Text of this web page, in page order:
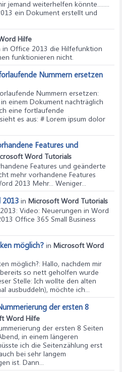
jemand weiterhelfen könnte........
ein Dokument erstellt und
Hilfe
in Office 2013 die Hilfefunktion
funktionieren nicht.
Nummern ersetzen
Nummern ersetzen:
einem Dokument nachträglich
eine fortlaufende
es aus: # Lorem ipsum dolor
Features und
Word Tutorials
Features und geänderte
mehr vorhandene Features
2013 Mehr... Weniger...
2013 in Microsoft Word Tutorials
: Video: Neuerungen in Word
Office 365 Small Business
möglich? in Microsoft Word
möglich?: Hallo, nachdem mir
so nett geholfen wurde
Stelle: Ich wollte den alten
ausbuddeln), möchte ich...
der ersten 8
Word Hilfe
der ersten 8 Seiten
in einem längeren
ich die Seitenzählung erst
bei sehr langem
ist. Dann...